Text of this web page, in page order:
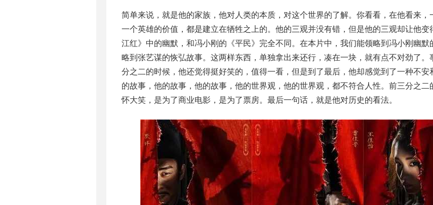
简单来说，就是他的家族，他对人类的本质，对这个世界的了解。你看看，在他看来，
一个英雄的价值，都是建立在牺牲之上的。他的三观并没有错，但是他的三观却让他变
江红》中的幽默，和冯小刚的《平民》完全不同。在本片中，我们能领略到冯小刚幽默
略到张艺谋的恢弘故事。这两样东西，单独拿出来还行，凑在一块，就有点不对劲了。
分之二的时候，他还觉得挺好笑的，值得一看，但是到了最后，他却感觉到了一种不安
的故事，他的故事，他的故事，他的世界观，他的世界观，都不符合人性。前三分之二
怀大笑，是为了商业电影，是为了票房。最后一句话，就是他对历史的看法。